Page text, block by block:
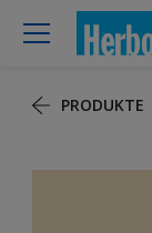
PRODUKTE